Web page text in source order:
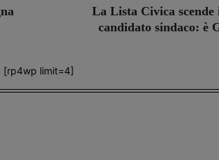
La Lista Civica scende
candidato sindaco: è
[rp4wp limit=4]